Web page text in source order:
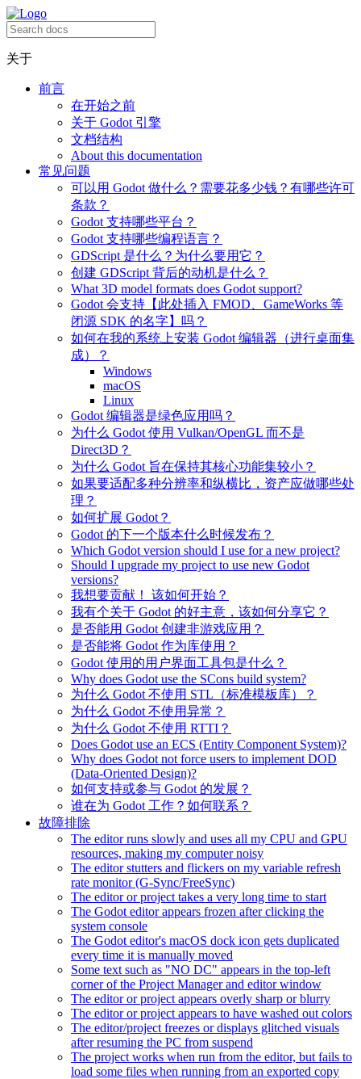
关于
前言
在开始之前
关于 Godot 引擎
文档结构
About this documentation
常见问题
可以用 Godot 做什么？需要花多少钱？有哪些许可
条款？
Godot 支持哪些平台？
Godot 支持哪些编程语言？
GDScript 是什么？为什么要用它？
创建 GDScript 背后的动机是什么？
What 3D model formats does Godot support?
Godot 会支持【此处插入 FMOD、GameWorks 等
闭源 SDK 的名字】吗？
如何在我的系统上安装 Godot 编辑器（进行桌面集
成）？
Windows
macOS
Linux
Godot 编辑器是绿色应用吗？
为什么 Godot 使用 Vulkan/OpenGL 而不是
Direct3D？
为什么 Godot 旨在保持其核心功能集较小？
如果要适配多种分辨率和纵横比，资产应做哪些处
理？
如何扩展 Godot？
Godot 的下一个版本什么时候发布？
Which Godot version should I use for a new project?
Should I upgrade my project to use new Godot
versions?
我想要贡献！ 该如何开始？
我有个关于 Godot 的好主意，该如何分享它？
是否能用 Godot 创建非游戏应用？
是否能将 Godot 作为库使用？
Godot 使用的用户界面工具包是什么？
Why does Godot use the SCons build system?
为什么 Godot 不使用 STL（标准模板库）？
为什么 Godot 不使用异常？
为什么 Godot 不使用 RTTI？
Does Godot use an ECS (Entity Component System)?
Why does Godot not force users to implement DOD
(Data-Oriented Design)?
如何支持或参与 Godot 的发展？
谁在为 Godot 工作？如何联系？
故障排除
The editor runs slowly and uses all my CPU and GPU
resources, making my computer noisy
The editor stutters and flickers on my variable refresh
rate monitor (G-Sync/FreeSync)
The editor or project takes a very long time to start
The Godot editor appears frozen after clicking the
system console
The Godot editor's macOS dock icon gets duplicated
every time it is manually moved
Some text such as "NO DC" appears in the top-left
corner of the Project Manager and editor window
The editor or project appears overly sharp or blurry
The editor or project appears to have washed out colors
The editor/project freezes or displays glitched visuals
after resuming the PC from suspend
The project works when run from the editor, but fails to
load some files when running from an exported copy